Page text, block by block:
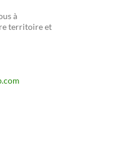
à
territoire et